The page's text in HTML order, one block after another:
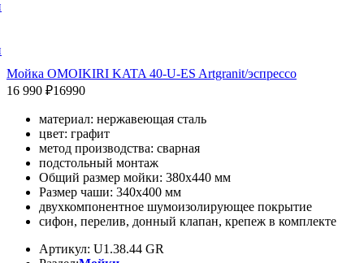
Мойка OMOIKIRI KATA 40-U-ES Artgranit/эспрессо
16 990 ₽16990
материал: нержавеющая сталь
цвет: графит
метод производства: сварная
подстольный монтаж
Общий размер мойки: 380х440 мм
Размер чаши: 340х400 мм
двухкомпонентное шумоизолирующее покрытие
сифон, перелив, донный клапан, крепеж в комплекте
Артикул: U1.38.44 GR